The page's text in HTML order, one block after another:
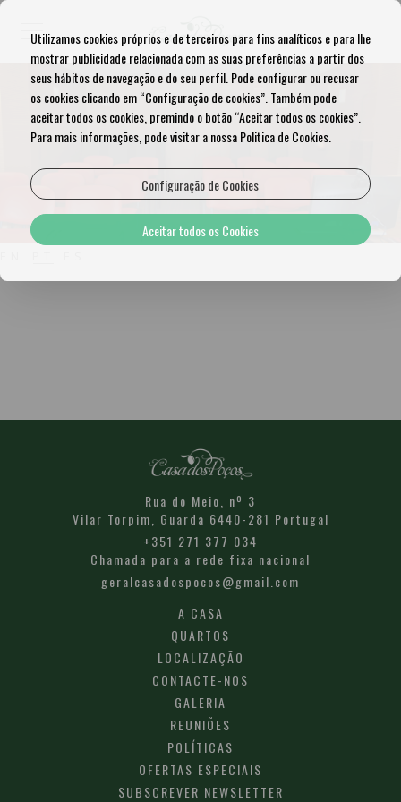
Rua do Meio, nº 3
Vilar Torpim, Guarda 6440-281 Portugal
+351 271 377 034
Chamada para a rede fixa nacional
geralcasadospocos@gmail.com
A CASA
QUARTOS
LOCALIZAÇÃO
CONTACTE-NOS
GALERIA
REUNIÕES
POLÍTICAS
OFERTAS ESPECIAIS
SUBSCREVER NEWSLETTER
Utilizamos cookies próprios e de terceiros para fins analíticos e para lhe
mostrar publicidade relacionada com as suas preferências a partir dos
seus hábitos de navegação e do seu perfil. Pode configurar ou recusar
os cookies clicando em “Configuração de cookies”. Também pode
aceitar todos os cookies, premindo o botão “Aceitar todos os cookies”.
Para mais informações, pode visitar a nossa Politica de Cookies.
Configuração de Cookies
Aceitar todos os Cookies